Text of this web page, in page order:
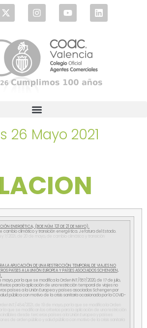
26 Mayo 2021
ENERGÉTICA, (BOE.NÚM. 121 DE 21 DE MAYO).
cambio climático y transición energética. Jefatura del Estado.
7/2021, de 20 de mayo, de cambio climático y transición
LA APLICACIÓN DE UNA RESTRICCIÓN TEMPORAL DE VIAJES NO
PAÍSES A LA UNIÓN EUROPEA Y PAÍSES ASOCIADOS SCHENGEN,
mayo, por la que se modifica la Orden INT/657/2020, de 17 de julio,
para la aplicación de una restricción temporal de viajes no
países a la Unión Europea y países asociados Schengen por
pública con motivo de la crisis sanitaria ocasionada por la COVID-
INT/484/2021, de 19 de mayo, por la que se modifica la Orden
la que se modifican los criterios para la aplicación de una restricción
desde terceros países a la Unión Europea y países
de orden público y salud pública con motivo de la crisis sanitaria